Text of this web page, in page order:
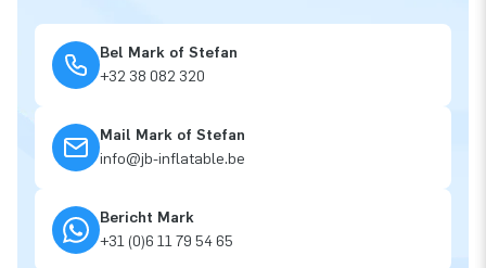
Bel Mark of Stefan
+32 38 082 320
Mail Mark of Stefan
info@jb-inflatable.be
Bericht Mark
+31 (0)6 11 79 54 65